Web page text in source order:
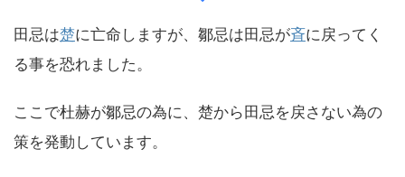
田忌は楚に亡命しますが、鄒忌は田忌が斉に戻ってく
る事を恐れました。
ここで杜赫が鄒忌の為に、楚から田忌を戻さない為の
策を発動しています。